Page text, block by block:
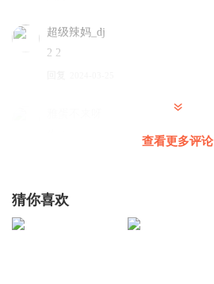
超级辣妈_dj
2 2
听友395893381
查看更多评论
猜你喜欢